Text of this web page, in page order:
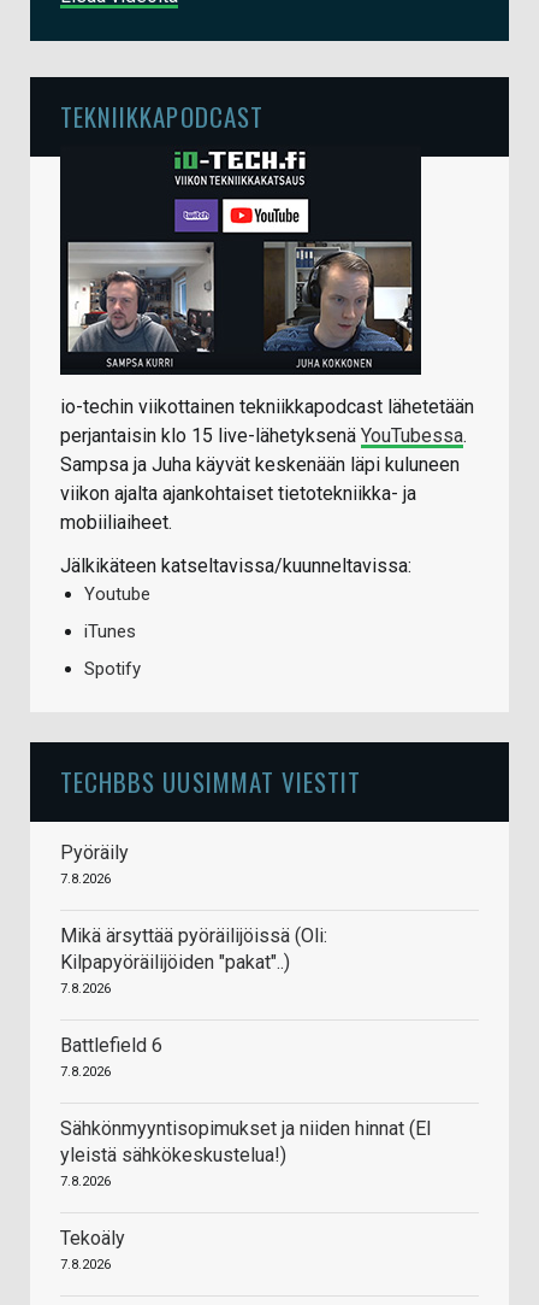
TEKNIIKKAPODCAST
io-techin viikottainen tekniikkapodcast lähetetään
perjantaisin klo 15 live-lähetyksenä YouTubessa.
Sampsa ja Juha käyvät keskenään läpi kuluneen
viikon ajalta ajankohtaiset tietotekniikka- ja
mobiiliaiheet.
Jälkikäteen katseltavissa/kuunneltavissa:
Youtube
iTunes
Spotify
TECHBBS UUSIMMAT VIESTIT
Pyöräily
7.8.2026
Mikä ärsyttää pyöräilijöissä (Oli:
Kilpapyöräilijöiden "pakat"..)
7.8.2026
Battlefield 6
7.8.2026
Sähkönmyyntisopimukset ja niiden hinnat (EI
yleistä sähkökeskustelua!)
7.8.2026
Tekoäly
7.8.2026